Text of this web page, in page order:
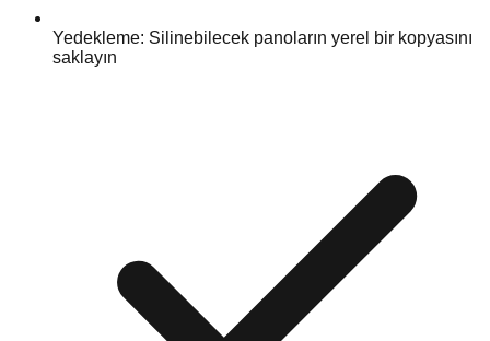
Yedekleme: Silinebilecek panoların yerel bir kopyasını
saklayın